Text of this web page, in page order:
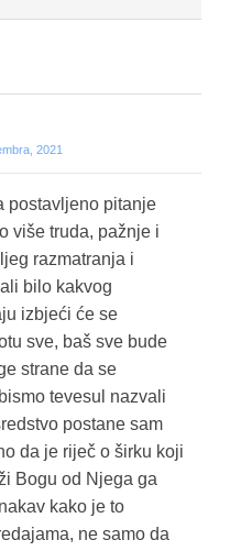
2021
postavljeno pitanje
više truda, pažnje i
razmatranja i
bilo kakvog
izbjeći će se
sve, baš sve bude
strane da se
tevesul nazvali
postane sam
da je riječ o širku koji
Bogu od Njega ga
kako je to
ne samo da